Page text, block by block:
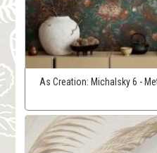
As Creation: Michalsky 6 -